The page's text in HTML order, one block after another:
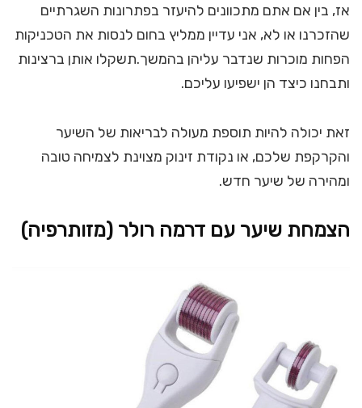
אז, בין אם אתם מתכוונים להיעזר בפתרונות השגרתיים
שהזכרנו או לא, אני עדיין ממליץ בחום לנסות את הטכניקות
הפחות מוכרות שנדבר עליהן בהמשך.תשקלו אותן ברצינות
ותבחנו כיצד הן ישפיעו עליכם.
זאת יכולה להיות תוספת מעולה לבריאות של השיער
והקרקפת שלכם, או נקודת זינוק מצוינת לצמיחה טובה
ומהירה של שיער חדש.
הצמחת שיער עם דרמה רולר (מזותרפיה)